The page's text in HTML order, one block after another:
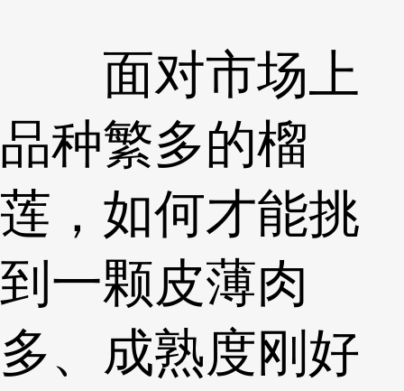
面对市场上
品种繁多的榴
莲，如何才能挑
到一颗皮薄肉
多、成熟度刚好